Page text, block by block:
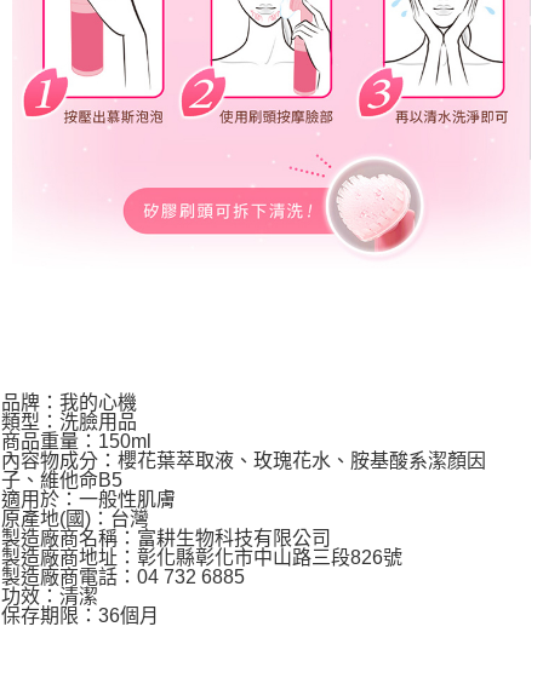
品牌：我的心機
類型：洗臉用品
商品重量：150ml
內容物成分：櫻花葉萃取液、玫瑰花水、胺基酸系潔顏因
子、維他命B5
適用於：一般性肌膚
原產地(國)：台灣
製造廠商名稱：富耕生物科技有限公司
製造廠商地址：彰化縣彰化市中山路三段826號
製造廠商電話：04 732 6885
功效：清潔
保存期限：36個月